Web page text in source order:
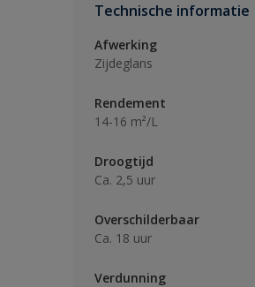
Technische informatie
Afwerking
Zijdeglans
Rendement
14-16 m²/L
Droogtijd
Ca. 2,5 uur
Overschilderbaar
Ca. 18 uur
Verdunning